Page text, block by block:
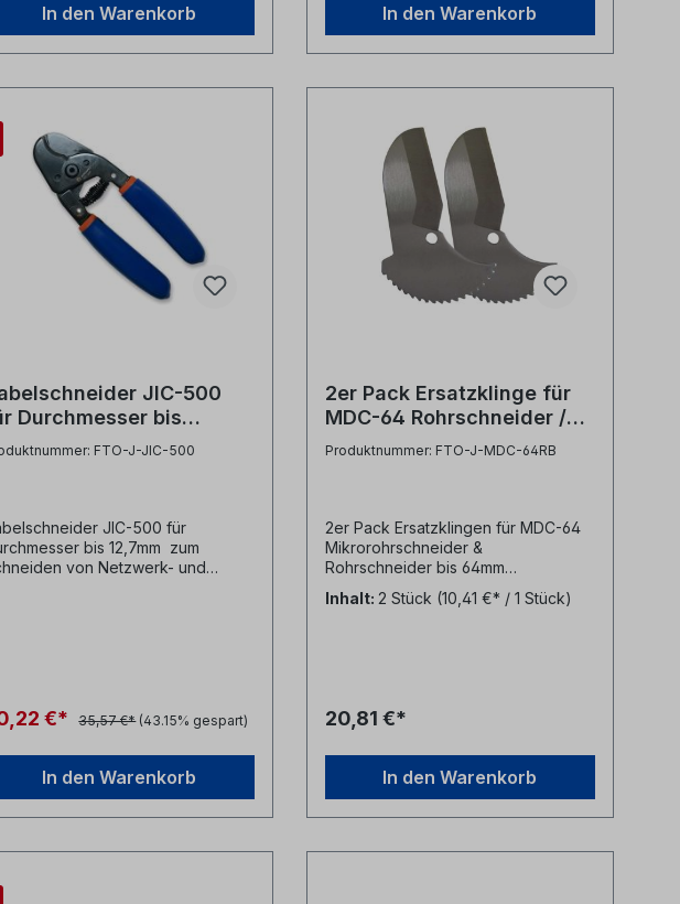
In den Warenkorb In den Warenkorb
JIC-500
Durchmesser bis
FTO-J-JIC-500
JIC-500 für
bis 12,7mm zum
von Netzwerk- und
und größere Hebelwirkung
geschlossen dank
Hersteller
€* 35,57 €* (43.15% gespart)
In den Warenkorb
2er Pack Ersatzklinge für
MDC-64 Rohrschneider /
Mikrorohrschneider bis
Produktnummer: FTO-J-MDC-64RB
2er Pack Ersatzklingen für MDC-64
Mikrorohrschneider &
Rohrschneider bis 64mm
Durchmesser Diese Klingen dient
zum Austausch verschlissener
811490018297
Inhalt: 2 Stück (10,41 €* / 1 Stück)
20,81 €*
In den Warenkorb